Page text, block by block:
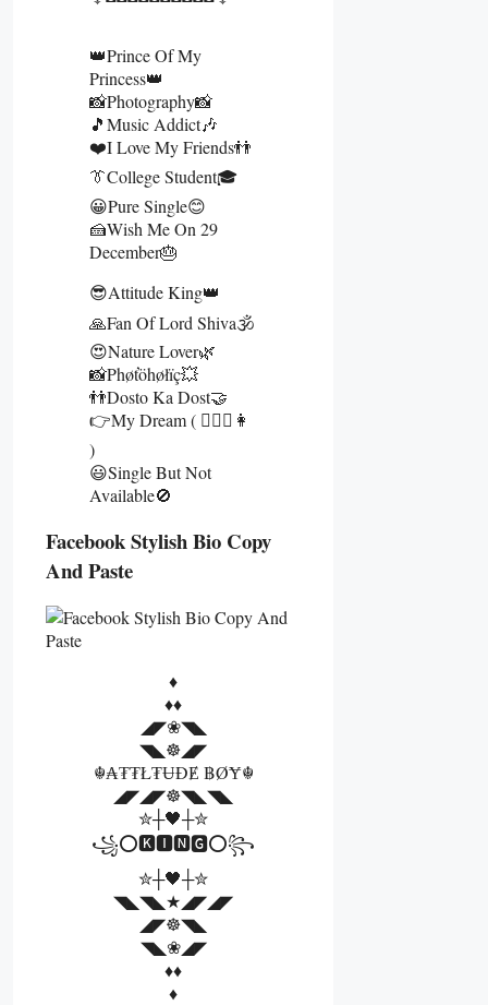
👑Prince Of My
Princess👑
📸Photography📸
🎵Music Addict🎶
❤️I Love My Friends👬
👔College Student🎓
😀Pure Single😊
🍰Wish Me On 29
December🎂
😎Attitude King👑
🙏Fan Of Lord Shiva🕉️
😍Nature Lover🌿
📸Phøťöhøłïç💥
👬Dosto Ka Dost🤝
👉My Dream ( 🧔‍♂️➕👩
)
😃Single But Not
Available🚫
Facebook Stylish Bio Copy
And Paste
♦️
♦️♦️
◢◤❀◥◣
◥◣☸◢◤
☬₳₮₮ł₮ɄĐɆ ฿ØɎ☬
◢◤◢◤☸◥◣◥◣
✮┼🖤┼✮
꧁⭕🅺🅸🅽🅶⭕꧂
✮┼🖤┼✮
◥◣◥◣★◢◤◢◤
◢◤☸◥◣
◥◣❀◢◤
♦️♦️
♦️